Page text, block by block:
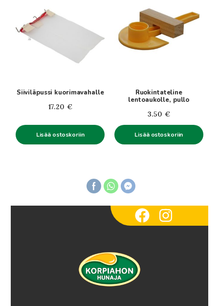
Siiviläpussi kuorimavahalle
17.20 €
Lisää ostoskoriin
Ruokintateline
lentoaukolle, pullo
3.50 €
Lisää ostoskoriin